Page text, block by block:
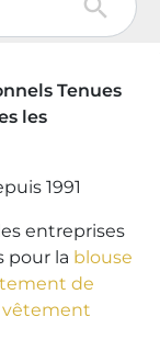

Tenues
les
1991
entreprises
pour la blouse
de
vêtement